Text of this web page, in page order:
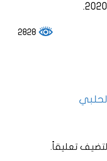
لتضيف تعليقاً.